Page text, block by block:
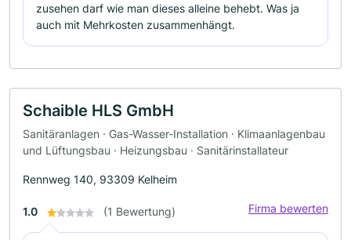
zusehen darf wie man dieses alleine behebt. Was ja
auch mit Mehrkosten zusammenhängt.
Schaible HLS GmbH
Sanitäranlagen · Gas-Wasser-Installation · Klimaanlagenbau
und Lüftungsbau · Heizungsbau · Sanitärinstallateur
Rennweg 140, 93309 Kelheim
1.0 (1 Bewertung) Firma bewerten